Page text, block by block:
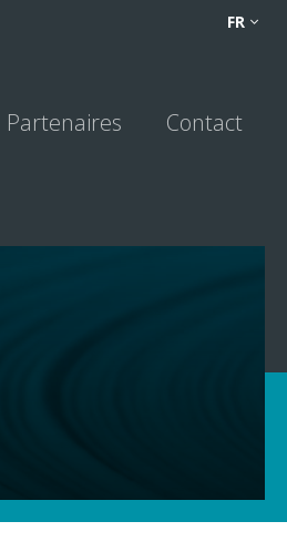
FR
FRNL
Partenaires Contact